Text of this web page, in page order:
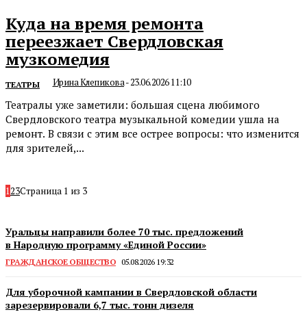
Куда на время ремонта
переезжает Свердловская
музкомедия
ТЕАТРЫ Ирина Клепикова-23.06.2026 11:10
Театралы уже заметили: большая сцена любимого
Свердловского театра музыкальной комедии ушла на
ремонт. В связи с этим все острее вопросы: что изменится
для зрителей,...
123Страница 1 из 3
Уральцы направили более 70 тыс. предложений
в Народную программу «Единой России»
ГРАЖДАНСКОЕ ОБЩЕСТВО 05.08.2026 19:32
Для уборочной кампании в Свердловской области
зарезервировали 6,7 тыс. тонн дизеля